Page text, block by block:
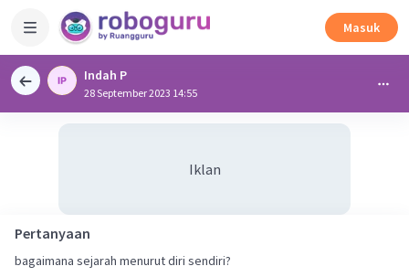
Masuk
Indah P
28 September 2023 14:55
Iklan
Pertanyaan
bagaimana sejarah menurut diri sendiri?